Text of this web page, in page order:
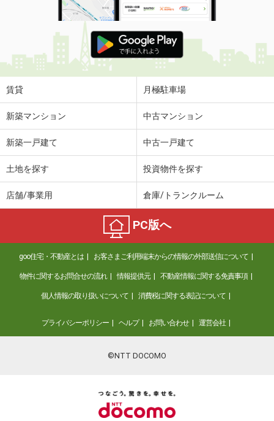
賃貸 月極駐車場
新築マンション 中古マンション
新築一戸建て 中古一戸建て
土地を探す 投資物件を探す
店舗/事業用 倉庫/トランクルーム
PC版へ
goo住宅・不動産とは お客さまご利用端末からの情報の外部送信について
物件に関するお問合せの流れ 情報提供元 不動産情報に関する免責事項
個人情報の取り扱いについて 消費税に関する表記について
プライバシーポリシー ヘルプ お問い合わせ 運営会社
©NTT DOCOMO